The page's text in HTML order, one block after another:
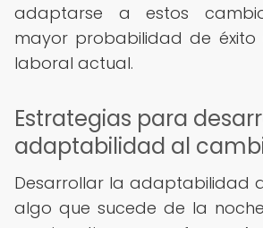
adaptarse a estos
mayor probabilidad de éxito
laboral actual.
Estrategias para
adaptabilidad al
Desarrollar la adaptabilidad
algo que sucede de la